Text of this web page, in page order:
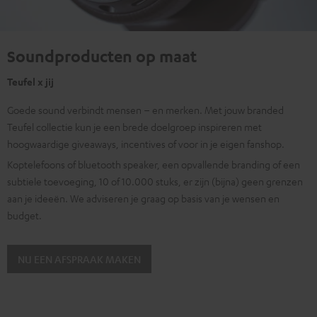
Soundproducten op maat
Teufel x jij
Goede sound verbindt mensen – en merken. Met jouw branded
Teufel collectie kun je een brede doelgroep inspireren met
hoogwaardige giveaways, incentives of voor in je eigen fanshop.
Koptelefoons of bluetooth speaker, een opvallende branding of een
subtiele toevoeging, 10 of 10.000 stuks, er zijn (bijna) geen grenzen
aan je ideeën. We adviseren je graag op basis van je wensen en
budget.